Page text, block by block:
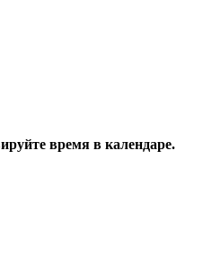
время в календаре.